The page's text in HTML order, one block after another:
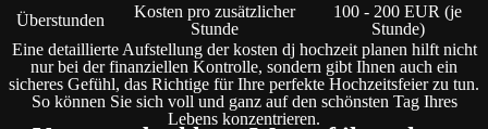
Überstunden
Kosten pro zusätzlicher
Stunde
100 - 200 EUR (je
Stunde)
Eine detaillierte Aufstellung der kosten dj hochzeit planen hilft nicht
nur bei der finanziellen Kontrolle, sondern gibt Ihnen auch ein
sicheres Gefühl, das Richtige für Ihre perfekte Hochzeitsfeier zu tun.
So können Sie sich voll und ganz auf den schönsten Tag Ihres
Lebens konzentrieren.